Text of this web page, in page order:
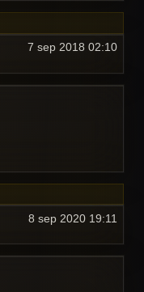
7 sep 2018 02:10
8 sep 2020 19:11